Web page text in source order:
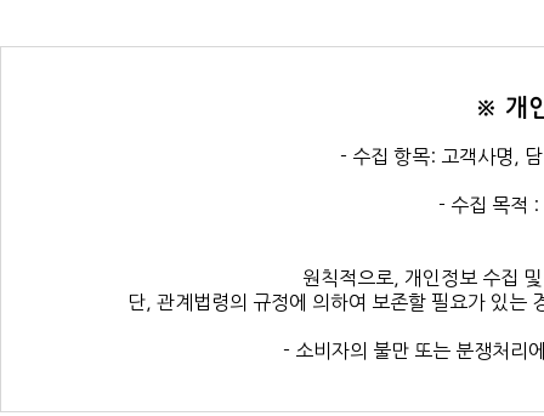
※ 개
- 수집 항목: 고객사명,
- 수집 목적 :
원칙적으로, 개인정보 수집
단, 관계법령의 규정에 의하여 보존할 필요가 있는
- 소비자의 불만 또는 분쟁처리